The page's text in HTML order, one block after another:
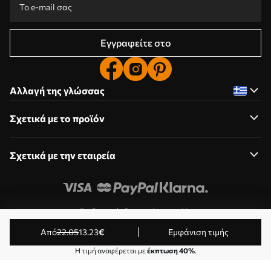
από22.0513.23€ Εμφάνιση τιμής
Η τιμή αναφέρεται μεέκπτωση 40%.
Εγγραφείτε στο
Αλλαγή της γλώσσας
Σχετικά με το προϊόν
Σχετικά με την εταιρεία
Επεξεργασία δικαιωμάτων cookie
© 2011-2026 Uwalls . Όλα τα δικαιώματα διατηρούνται.
Λειτουργεί από το KLW Sp. z o.o. VAT ID: PL9223057591.